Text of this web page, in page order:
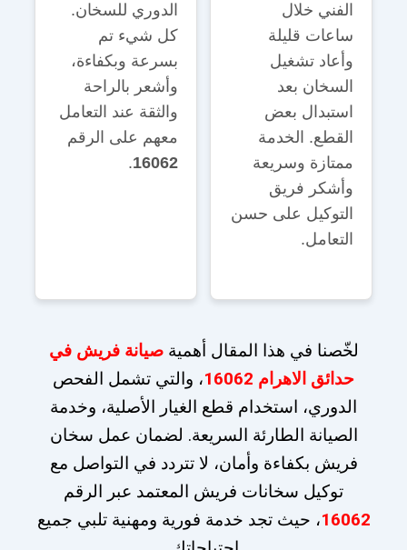
الفني خلال
ساعات قليلة
وأعاد تشغيل
السخان بعد
استبدال بعض
القطع. الخدمة
ممتازة وسريعة
وأشكر فريق
التوكيل على حسن
التعامل.
الدوري للسخان.
كل شيء تم
بسرعة وبكفاءة،
وأشعر بالراحة
والثقة عند التعامل
معهم على الرقم
16062
.
لخّصنا في هذا المقال أهميةصيانة فريش في
حدائق الاهرام 16062
، والتي تشمل الفحص
الدوري، استخدام قطع الغيار الأصلية، وخدمة
الصيانة الطارئة السريعة. لضمان عمل سخان
فريش بكفاءة وأمان، لا تتردد في التواصل مع
توكيل سخانات فريش المعتمد عبر الرقم
16062، حيث تجد خدمة فورية ومهنية تلبي جميع